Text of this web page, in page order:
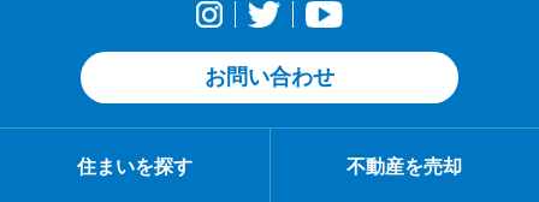
お問い合わせ
住まいを探す 不動産を売却